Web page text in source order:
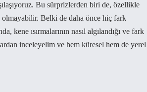
Bu sürprizlerden biri de, özellikle
olmayabilir. Belki de daha önce hiç fark
kene ısırmalarının nasıl algılandığı ve fark
inceleyelim ve hem küresel hem de yerel